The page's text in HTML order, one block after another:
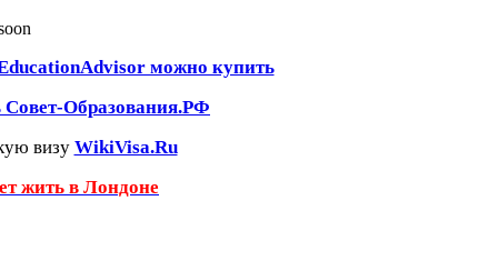
можно купить
Совет-Образования.РФ
визу WikiVisa.Ru
жить в Лондоне